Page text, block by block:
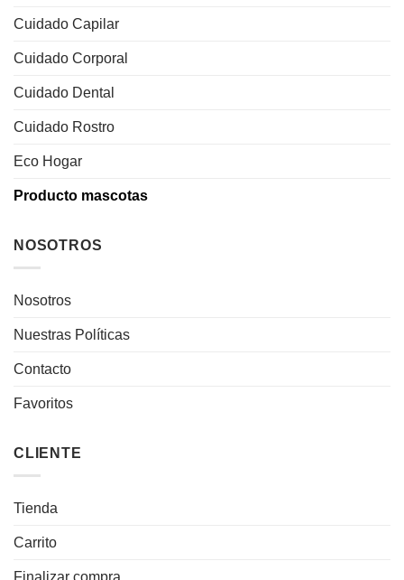
Cuidado Capilar
Cuidado Corporal
Cuidado Dental
Cuidado Rostro
Eco Hogar
Producto mascotas
NOSOTROS
Nosotros
Nuestras Políticas
Contacto
Favoritos
CLIENTE
Tienda
Carrito
Finalizar compra